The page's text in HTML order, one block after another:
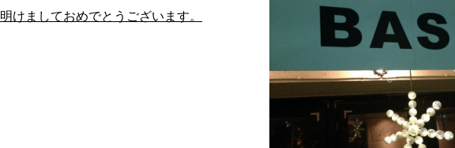
明けましておめでとうございます。